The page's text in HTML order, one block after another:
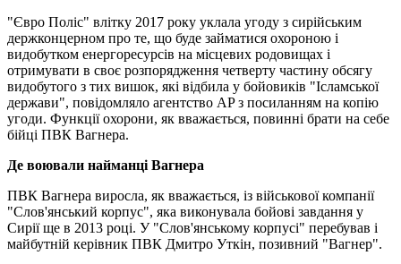
"Євро Поліс" влітку 2017 року уклала угоду з сирійським
держконцерном про те, що буде займатися охороною і
видобутком енергоресурсів на місцевих родовищах і
отримувати в своє розпорядження четверту частину обсягу
видобутого з тих вишок, які відбила у бойовиків "Ісламської
держави", повідомляло агентство AP з посиланням на копію
угоди. Функції охорони, як вважається, повинні брати на себе
бійці ПВК Вагнера.
Де воювали найманці Вагнера
ПВК Вагнера виросла, як вважається, із військової компанії
"Слов'янський корпус", яка виконувала бойові завдання у
Сирії ще в 2013 році. У "Слов'янському корпусі" перебував і
майбутній керівник ПВК Дмитро Уткін, позивний "Вагнер".